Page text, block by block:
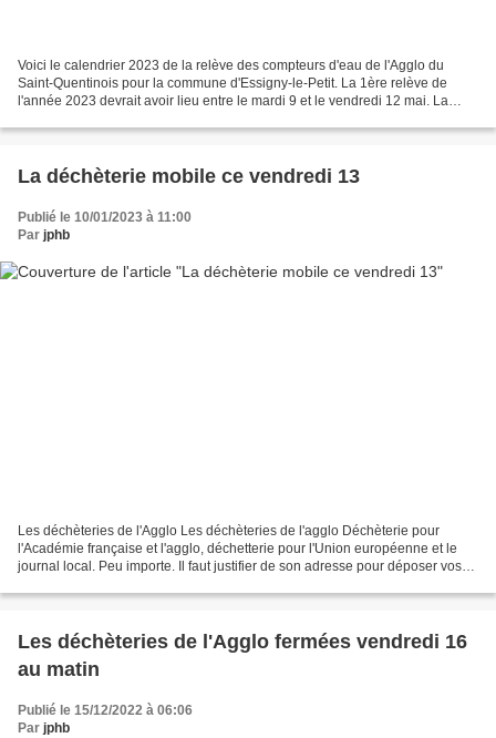
Voici le calendrier 2023 de la relève des compteurs d'eau de l'Agglo du
Saint-Quentinois pour la commune d'Essigny-le-Petit. La 1ère relève de
l'année 2023 devrait avoir lieu entre le mardi 9 et le vendredi 12 mai. La
La déchèterie mobile ce vendredi 13
Publié le 10/01/2023 à 11:00
Par jphb
Les déchèteries de l'Agglo Les déchèteries de l'agglo Déchèterie pour
l'Académie française et l'agglo, déchetterie pour l'Union européenne et le
journal local. Peu importe. Il faut justifier de son adresse pour déposer vos
Les déchèteries de l'Agglo fermées vendredi 16
au matin
Publié le 15/12/2022 à 06:06
Par jphb